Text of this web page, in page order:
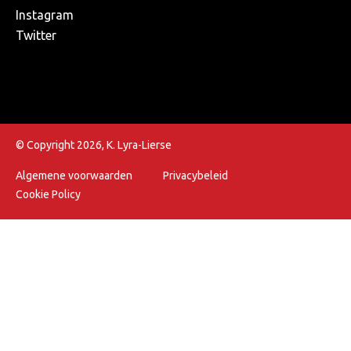
Instagram
Twitter
© Copyright 2026, K. Lyra-Lierse
Algemene voorwaarden
Privacybeleid
Cookie Policy